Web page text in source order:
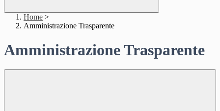
Home >
Amministrazione Trasparente
Amministrazione Trasparente